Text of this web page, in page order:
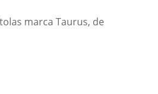
marca Taurus, de